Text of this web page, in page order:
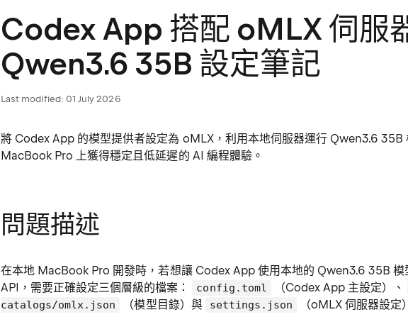
Codex App 搭配 oMLX 伺服
Qwen3.6 35B 設定筆記
Last modified: 01 July 2026
將 Codex App 的模型提供者設定為 oMLX，利用本地伺服器運行 Qwen3.6 35B
MacBook Pro 上獲得穩定且低延遲的 AI 編程體驗。
問題描述
在本地 MacBook Pro 開發時，若想讓 Codex App 使用本地的 Qwen3.6 35B 模
API，需要正確設定三個層級的檔案：
config.toml （Codex App 主設定）、
catalogs/omlx.json
（模型目錄）與 settings.json （oMLX 伺服器設定